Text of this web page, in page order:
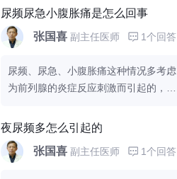
勃起功能丧失或减退导致不能正常完成
性生活，在行房时会出现勃起不坚或阴
茎不能勃起，这个可能是肾阳虚引起
面色苍白、精神萎靡、腰膝酸软、舌苔
淡白、头晕目眩等表现。另外出现肾阴
膝酸痛、失眠多梦等表现。建议若是肾
阳虚引起的勃起不坚，需要在医生的指
导下用金匮肾气丸、
等药物治疗，阴虚
尿频尿急小腹胀痛是怎么回事
张国喜 副主任医师 1个回答
尿频、尿急、小腹胀痛这种情况多考虑
为前列腺的炎症反应刺激而引起的，这
检查前列腺液或者是彩超以及尿常规，
这样才能做出一个明确的判断，要根据
不同的情况来选择药物干预和理疗的一
夜尿频多怎么引起的
张国喜 副主任医师 1个回答